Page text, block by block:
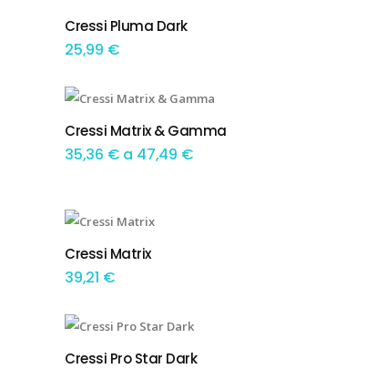
TEM OPÇÕES
Cressi Pluma Dark
25,99 €
TEM OPÇÕES
Cressi Matrix & Gamma
35,36 € a 47,49 €Preço
TEM OPÇÕES
Cressi Matrix
39,21 €
TEM OPÇÕES
Cressi Pro Star Dark